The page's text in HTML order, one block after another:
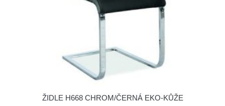
ŽIDLE H668 CHROM/ČERNÁ EKO-KŮŽE